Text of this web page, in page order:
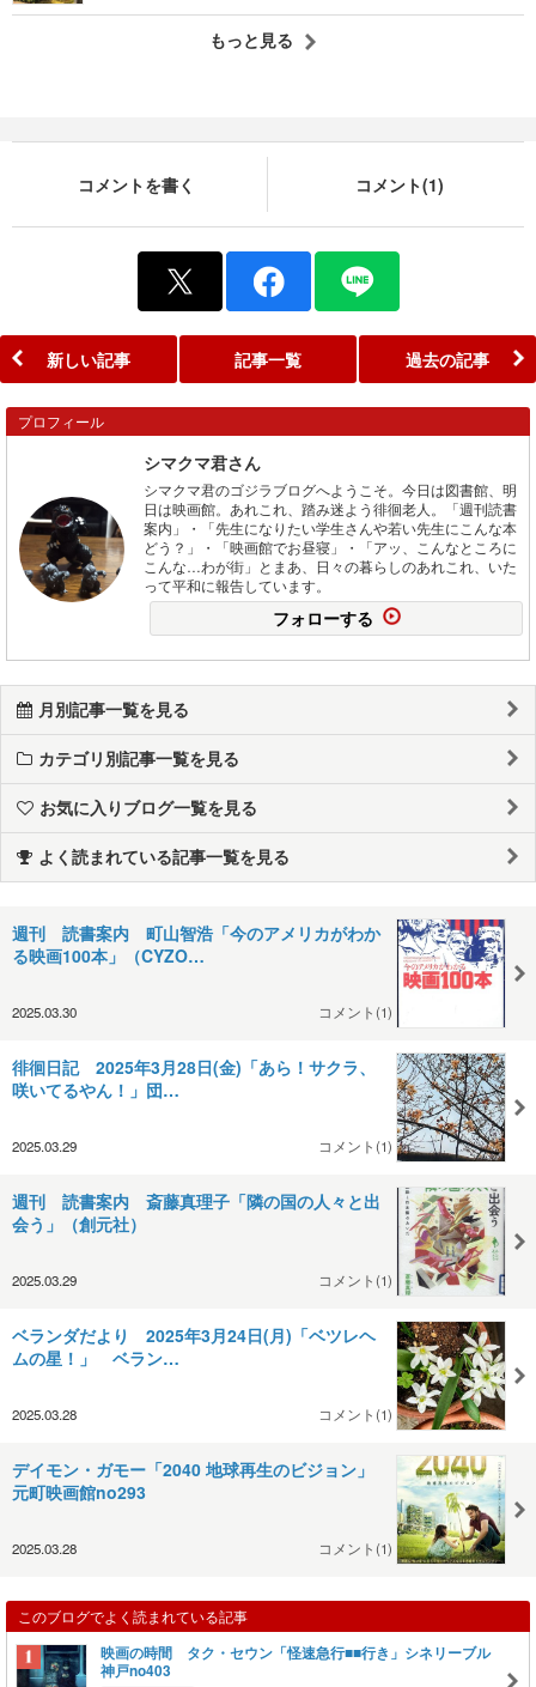
もっと見る
コメントを書く コメント(1)
新しい記事 記事一覧 過去の記事
プロフィール
シマクマ君さん
シマクマ君のゴジラブログへようこそ。今日は図書館、明
日は映画館。あれこれ、踏み迷よう徘徊老人。「週刊読書
案内」・「先生になりたい学生さんや若い先生にこんな本
どう？」・「映画館でお昼寝」・「アッ、こんなところに
こんな…わが街」とまあ、日々の暮らしのあれこれ、いた
って平和に報告しています。
フォローする
月別記事一覧を見る
カテゴリ別記事一覧を見る
お気に入りブログ一覧を見る
よく読まれている記事一覧を見る
週刊 読書案内 町山智浩「今のアメリカがわか
る映画100本」（CYZO…
2025.03.30 コメント(1)
徘徊日記 2025年3月28日(金)「あら！サクラ、
咲いてるやん！」団…
2025.03.29 コメント(1)
週刊 読書案内 斎藤真理子「隣の国の人々と出
会う」（創元社）
2025.03.29 コメント(1)
ベランダだより 2025年3月24日(月)「ベツレヘ
ムの星！」 ベラン…
2025.03.28 コメント(1)
デイモン・ガモー「2040 地球再生のビジョン」
元町映画館no293
2025.03.28 コメント(1)
このブログでよく読まれている記事
映画の時間 タク・セウン「怪速急行■■行き」シネリーブル
神戸no403